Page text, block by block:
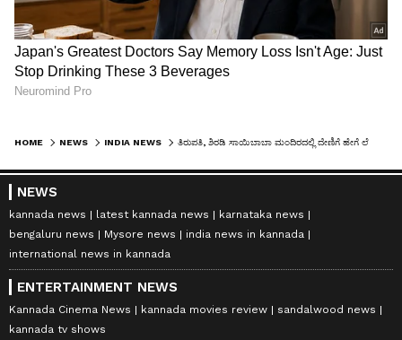
HOME NEWS INDIA NEWS
NEWS
kannada news latest kannada news
karnataka news
bengaluru news
Mysore news
india news in kannada
international news in kannada
ENTERTAINMENT NEWS
Kannada Cinema News kannada movies review
sandalwood news
kannada tv shows